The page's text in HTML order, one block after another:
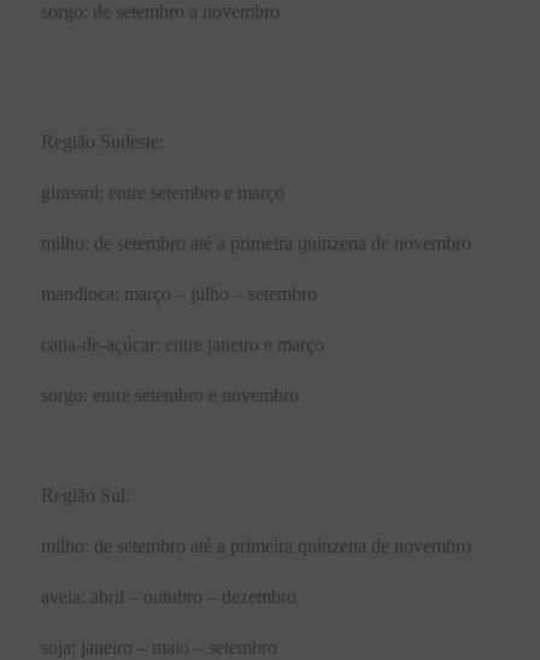
sorgo: de setembro a novembro
Região Sudeste:
girassol: entre setembro e março
milho: de setembro até a primeira quinzena de novembro
mandioca: março – julho – setembro
cana-de-açúcar: entre janeiro e março
sorgo: entre setembro e novembro
Região Sul:
milho: de setembro até a primeira quinzena de novembro
aveia: abril – outubro – dezembro
soja: janeiro – maio – setembro